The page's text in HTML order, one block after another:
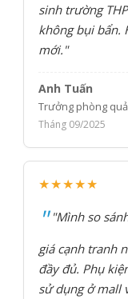
sinh trường
không bụi bẩn.
mới."
Anh Tuấn
Trưởng phòng
Tháng 09/2025
★★★★★
"Mình so
giá cạnh tranh
đầy đủ. Phụ
sử dụng ở mall